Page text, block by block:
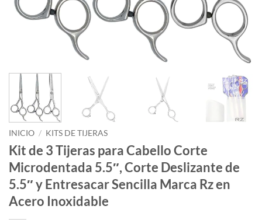
INICIO / KITS DE TIJERAS
Kit de 3 Tijeras para Cabello Corte
Microdentada 5.5″, Corte Deslizante de
5.5″ y Entresacar Sencilla Marca Rz en
Acero Inoxidable